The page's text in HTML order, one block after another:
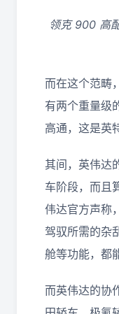
领克 900 高
而在这个范畴
有两个重量级
高通，这是英
其间，英伟达
车阶段，而且
伟达官方声称
驾驭所需的杂
舱等功能，都
而英伟达的协